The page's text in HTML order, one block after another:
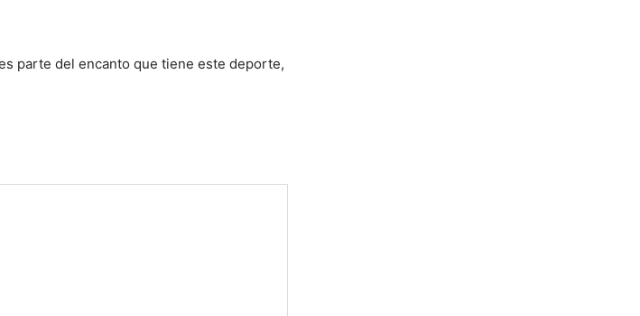
parte del encanto que tiene este deporte,